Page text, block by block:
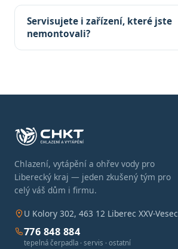
Servisujete i zařízení, které jste
nemontovali?
Chlazení, vytápění a ohřev vody pro
Liberecký kraj — jeden zkušený tým pro
celý váš dům i firmu.
U Kolory 302, 463 12 Liberec XXV-Vesec
776 848 884
tepelná čerpadla · servis · ostatní